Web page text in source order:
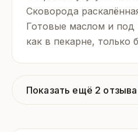
Сковорода
Готовые маслом и под
как в пекарне, только
Показать ещё 2 отзыва